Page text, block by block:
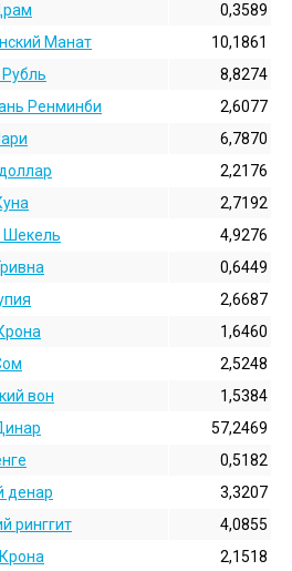
0,3589
Манат
10,1861
8,8274
Ренминби
2,6077
6,7870
2,2176
2,7192
Шекель
4,9276
0,6449
2,6687
1,6460
2,5248
вон
1,5384
57,2469
0,5182
денар
3,3207
ринггит
4,0855
2,1518